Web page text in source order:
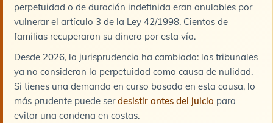
perpetuidad o de duración indefinida eran anulables por
vulnerar el artículo 3 de la Ley 42/1998. Cientos de
familias recuperaron su dinero por esta vía.
Desde 2026, la jurisprudencia ha cambiado: los tribunales
ya no consideran la perpetuidad como causa de nulidad.
Si tienes una demanda en curso basada en esta causa, lo
más prudente puede serdesistir antes del juicio para
evitar una condena en costas.